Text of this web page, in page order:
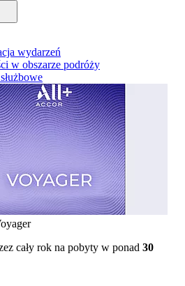
wydarzeń
w obszarze podróży
cały rok na pobyty w ponad 30